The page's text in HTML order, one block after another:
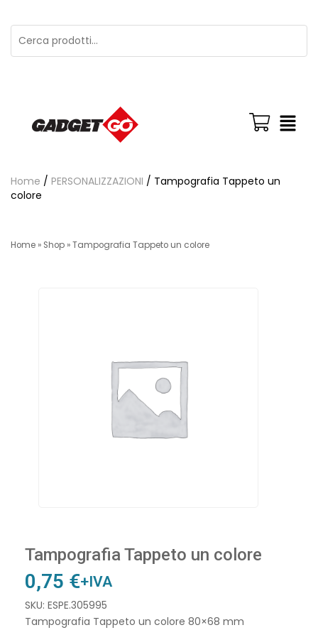
Home / PERSONALIZZAZIONI / Tampografia Tappeto un
colore
Home » Shop »Tampografia Tappeto un colore
Tampografia Tappeto un colore
0,75 €+IVA
SKU: ESPE.305995
Tampografia Tappeto un colore 80×68 mm